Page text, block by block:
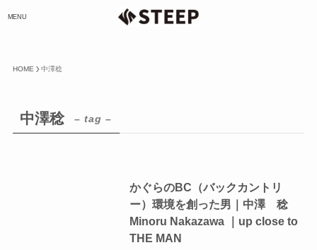
MENU
HOME 中澤稔
中澤稔 – tag –
かぐらのBC（バックカントリ
ー）環境を創った男｜中澤 稔
Minoru Nakazawa ｜up close to
THE MAN